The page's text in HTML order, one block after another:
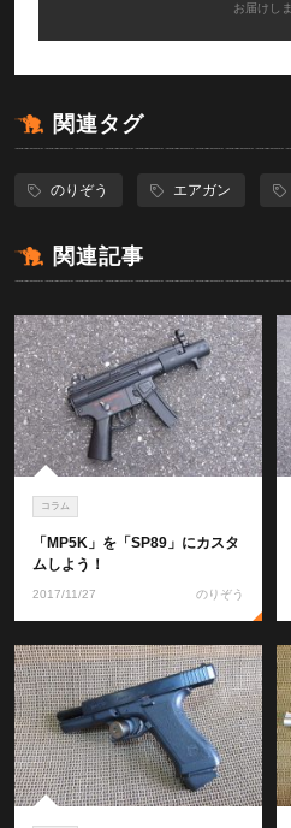
お届けし
関連タグ
のりぞう エアガン
関連記事
コラム
「MP5K」を「SP89」にカスタ
ムしよう！
2017/11/27 のりぞう